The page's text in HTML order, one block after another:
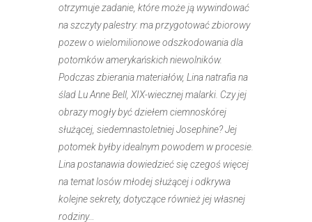
otrzymuje zadanie, które może ją wywindować
na szczyty palestry: ma przygotować zbiorowy
pozew o wielomilionowe odszkodowania dla
potomków amerykańskich niewolników.
Podczas zbierania materiałów, Lina natrafia na
ślad Lu Anne Bell, XIX-wiecznej malarki. Czy jej
obrazy mogły być dziełem ciemnoskórej
służącej, siedemnastoletniej Josephine? Jej
potomek byłby idealnym powodem w procesie.
Lina postanawia dowiedzieć się czegoś więcej
na temat losów młodej służącej i odkrywa
kolejne sekrety, dotyczące również jej własnej
rodziny…